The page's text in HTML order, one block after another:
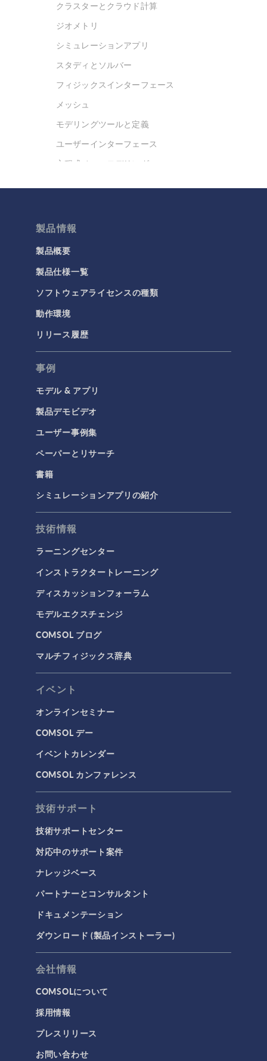
クラスターとクラウド計算
ジオメトリ
シミュレーションアプリ
スタディとソルバー
フィジックスインターフェース
メッシュ
モデリングツールと定義
ユーザーインターフェース
方程式ベースモデリング
結果と可視化
今日の科学
化学
バッテリデザイン
化学反応工学
燃料電池＆電解槽
腐食＆防食
構造と音響
MEMSと圧電デバイス
材料モデル
構造ダイナミクス
音響と振動
マイクロフルイディクス
伝熱
分子流
多孔質材料流れ
流体流れの粒子追跡
計算流体力学（CFD）
電磁気学
プラズマ物理
低周波電磁気学
光線光学
半導体デバイス
波動光学
荷電粒子追跡
タグ
3Dプリンティング
AC/DC モジュール
AC/DCモジュール
CAD インポートモジュール
CFDモジュール
IoT
MEMS モジュール
MEMSモジュール
RF モジュール
製品情報
製品概要
製品仕様一覧
ソフトウェアライセンスの種類
動作環境
リリース履歴
事例
モデル & アプリ
製品デモビデオ
ユーザー事例集
ペーパーとリサーチ
書籍
シミュレーションアプリの紹介
技術情報
ラーニングセンター
インストラクタートレーニング
ディスカッションフォーラム
モデルエクスチェンジ
COMSOL ブログ
マルチフィジックス辞典
イベント
オンラインセミナー
COMSOL デー
イベントカレンダー
COMSOL カンファレンス
技術サポート
技術サポートセンター
対応中のサポート案件
ナレッジベース
パートナーとコンサルタント
ドキュメンテーション
ダウンロード (製品インストーラー)
会社情報
COMSOLについて
採用情報
プレスリリース
お問い合わせ